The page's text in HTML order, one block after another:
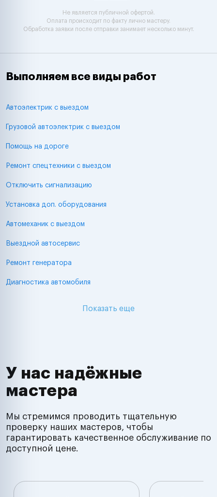
Не является публичной офертой.
Оплата происходит по факту лично мастеру.
Обработка заявки после отправки занимает несколько минут.
Выполняем все виды работ
Автоэлектрик с выездом
Грузовой автоэлектрик с выездом
Помощь на дороге
Ремонт спецтехники с выездом
Отключить сигнализацию
Установка доп. оборудования
Автомеханик с выездом
Выездной автосервис
Ремонт генератора
Диагностика автомобиля
Показать еще
У нас надёжные
мастера
Мы стремимся проводить тщательную
проверку наших мастеров, чтобы
гарантировать качественное обслуживание по
доступной цене.